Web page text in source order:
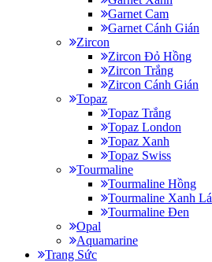
Garnet Cam
Garnet Cánh Gián
Zircon
Zircon Đỏ Hồng
Zircon Trắng
Zircon Cánh Gián
Topaz
Topaz Trắng
Topaz London
Topaz Xanh
Topaz Swiss
Tourmaline
Tourmaline Hồng
Tourmaline Xanh Lá
Tourmaline Đen
Opal
Aquamarine
Trang Sức